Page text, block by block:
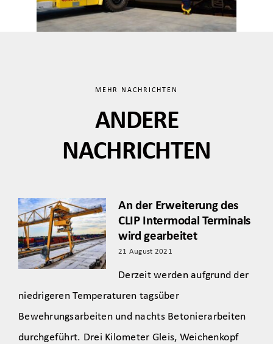
MEHR NACHRICHTEN
ANDERE
NACHRICHTEN
An der Erweiterung des
CLIP Intermodal Terminals
wird gearbeitet
21 August 2021
Derzeit werden aufgrund der
niedrigeren Temperaturen tagsüber
Bewehrungsarbeiten und nachts Betonierarbeiten
durchgeführt. Drei Kilometer Gleis, Weichenkopf